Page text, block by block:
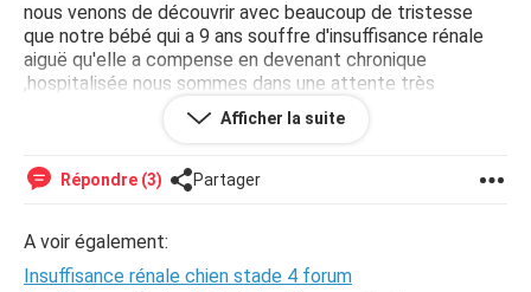
nous venons de découvrir avec beaucoup de tristesse
que notre bébé qui a 9 ans souffre d'insuffisance rénale
aiguë qu'elle a compense en devenant chronique
,hospitalisée nous sommes dans une attente très
inquiétante ,pouvez vous m'aider a me dire si vous
connaissez la maladie et que faire merci
Afficher la suite
Répondre (3) Partager
A voir également:
Insuffisance rénale chien stade 4 forum